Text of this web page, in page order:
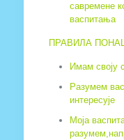
савремене
васпитања
ПРАВИЛА
Имам своју
Разумем
интересује
Моја